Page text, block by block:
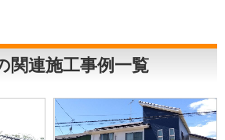
関連施工事例一覧